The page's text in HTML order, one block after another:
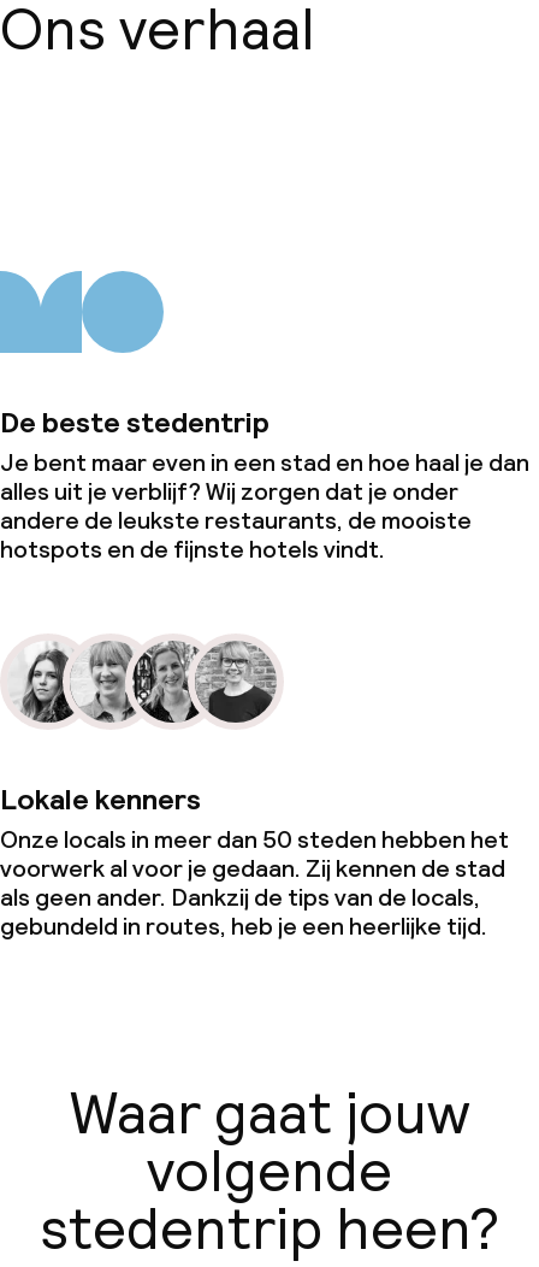
Ons verhaal
De beste stedentrip
Je bent maar even in een stad en hoe haal je dan
alles uit je verblijf? Wij zorgen dat je onder
andere de leukste restaurants, de mooiste
hotspots en de fijnste hotels vindt.
Lokale kenners
Onze locals in meer dan 50 steden hebben het
voorwerk al voor je gedaan. Zij kennen de stad
als geen ander. Dankzij de tips van de locals,
gebundeld in routes, heb je een heerlijke tijd.
Waar gaat jouw
volgende
stedentrip heen?